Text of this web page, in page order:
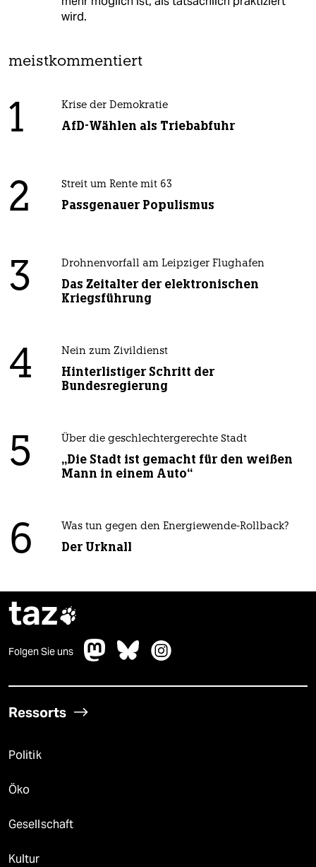
wird.
meistkommentiert
1 Krise der Demokratie
AfD-Wählen als Triebabfuhr
2 Streit um Rente mit 63
Passgenauer Populismus
3 Drohnenvorfall am Leipziger Flughafen
Das Zeitalter der elektronischen
Kriegsführung
4 Nein zum Zivildienst
Hinterlistiger Schritt der
Bundesregierung
5 Über die geschlechtergerechte Stadt
„Die Stadt ist gemacht für den weißen
Mann in einem Auto“
6 Was tun gegen den Energiewende-Rollback?
Der Urknall
taz
Folgen Sie uns
Ressorts
Politik
Öko
Gesellschaft
Kultur